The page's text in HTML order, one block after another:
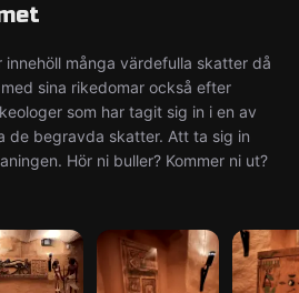
innehöll många värdefulla skatter då
sina rikedomar också efter
som har tagit sig in i en av
de begravda skatter. Att ta sig in
Hör ni buller? Kommer ni ut?